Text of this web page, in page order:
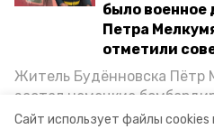
Сайт использует файлы cookies
было военное
Петра
отметили
Житель Будённовска Пётр
застал немецкие
под открытым небом, когда